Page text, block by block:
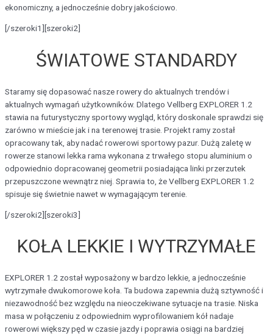
ekonomiczny, a jednocześnie dobry jakościowo.
[/szeroki1][szeroki2]
ŚWIATOWE STANDARDY
Staramy się dopasować nasze rowery do aktualnych trendów i
aktualnych wymagań użytkowników. Dlatego Vellberg EXPLORER 1.2
stawia na futurystyczny sportowy wygląd, który doskonale sprawdzi się
zarówno w mieście jak i na terenowej trasie. Projekt ramy został
opracowany tak, aby nadać rowerowi sportowy pazur. Dużą zaletę w
rowerze stanowi lekka rama wykonana z trwałego stopu aluminium o
odpowiednio dopracowanej geometrii posiadająca linki przerzutek
przepuszczone wewnątrz niej. Sprawia to, że Vellberg EXPLORER 1.2
spisuje się świetnie nawet w wymagającym terenie.
[/szeroki2][szeroki3]
KOŁA LEKKIE I WYTRZYMAŁE
EXPLORER 1.2 został wyposażony w bardzo lekkie, a jednocześnie
wytrzymałe dwukomorowe koła. Ta budowa zapewnia dużą sztywność i
niezawodność bez względu na nieoczekiwane sytuacje na trasie. Niska
masa w połączeniu z odpowiednim wyprofilowaniem kół nadaje
rowerowi większy pęd w czasie jazdy i poprawia osiągi na bardziej